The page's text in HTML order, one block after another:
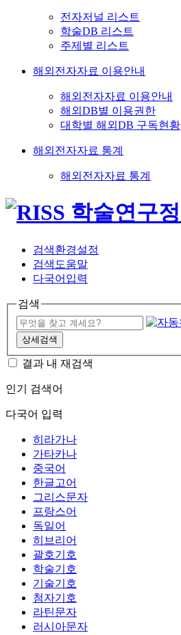
전자저널 리스트
학술DB 리스트
주제별 리스트
해외전자자료 이용안내
해외전자자료 이용안내
해외DB별 이용권한
대학별 해외DB 구독현황
해외전자자료 통계
해외전자자료 통계
검색환경설정
검색도움말
다국어입력
검색
상세검색
결과 내 재검색
인기 검색어
다국어 입력
히라가나
가타카나
중국어
한글고어
그리스문자
프랑스어
독일어
히브리어
괄호기호
학술기호
기술기호
첨자기호
라틴문자
러시아문자